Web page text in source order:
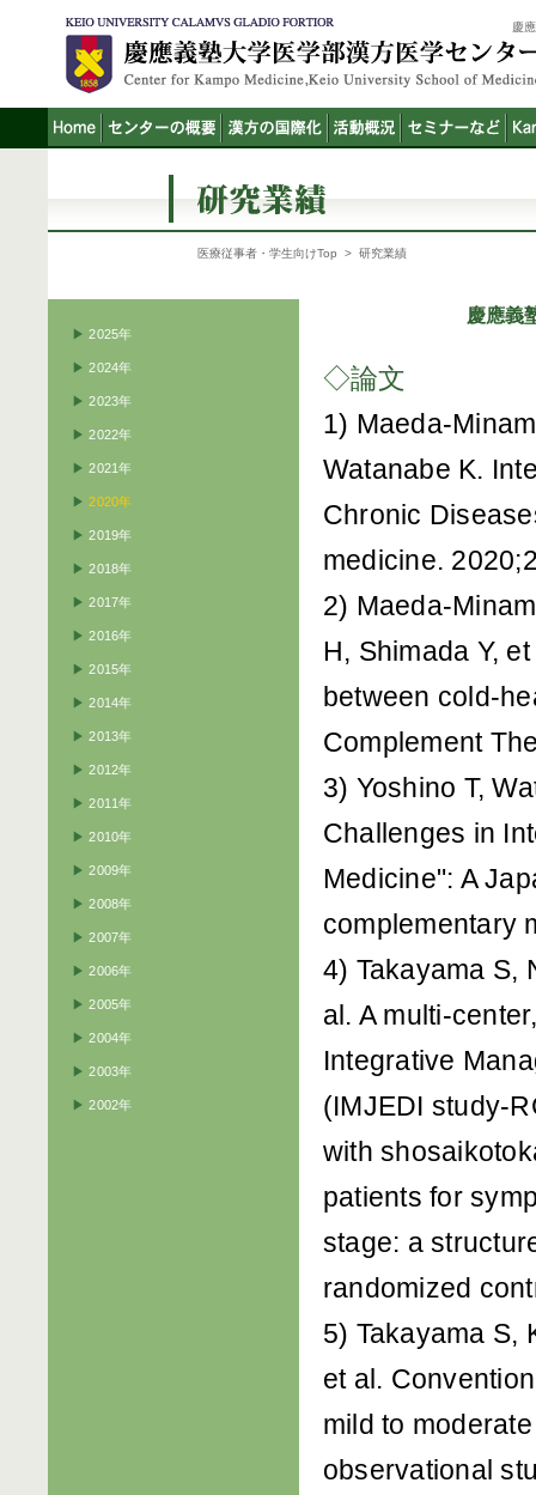
慶
医療従事者・学生向けTop > 研究業績
▶ 2025年
▶ 2024年
▶ 2023年
▶ 2022年
▶ 2021年
▶ 2020年
▶ 2019年
▶ 2018年
▶ 2017年
▶ 2016年
▶ 2015年
▶ 2014年
▶ 2013年
▶ 2012年
▶ 2011年
▶ 2010年
▶ 2009年
▶ 2008年
▶ 2007年
▶ 2006年
▶ 2005年
▶ 2004年
▶ 2003年
▶ 2002年
慶應
◇論文
1) Maeda-
Watanabe K.
Chronic
medicine.
2) Maeda-
H, Shimada Y,
between cold-
Complement
3) Yoshino T,
Challenges in
Medicine": A
complementary
4) Takayama S,
al. A multi-
Integrative
(IMJEDI study-
with
patients for
stage: a
randomized
5) Takayama S,
et al.
mild to
observational